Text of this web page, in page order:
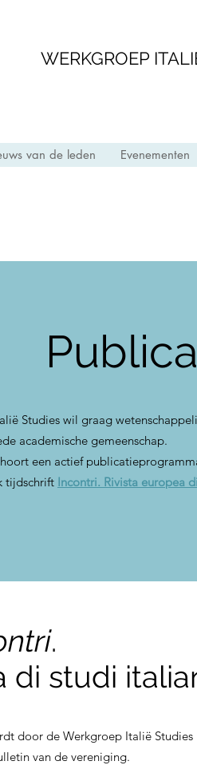
WERKGROEP
van de leden Evenementen
Studies wil graag
academische gemeenschap.
een actief
tijdschrift Incontri. Rivista europea
.
di studi
door de Werkgroep Italië Studies
van de vereniging.